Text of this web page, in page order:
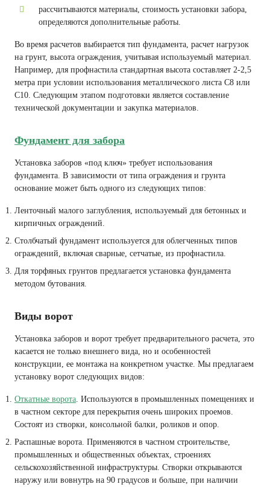
рассчитываются материалы, стоимость установки забора,
определяются дополнительные работы.
Во время расчетов выбирается тип фундамента, расчет нагрузок
на грунт, высота ограждения, учитывая используемый материал.
Например, для профнастила стандартная высота составляет 2-2,5
метра при условии использования металлического листа С8 или
С10. Следующим этапом подготовки является составление
технической документации и закупка материалов.
Фундамент для забора
Установка заборов «под ключ» требует использования
фундамента. В зависимости от типа ограждения и грунта
основание может быть одного из следующих типов:
Ленточный малого заглубления, используемый для бетонных и
кирпичных ограждений.
Столбчатый фундамент используется для облегченных типов
ограждений, включая сварные, сетчатые, из профнастила.
Для торфяных грунтов предлагается установка фундамента
методом бутования.
Виды ворот
Установка заборов и ворот требует предварительного расчета, это
касается не только внешнего вида, но и особенностей
конструкции, ее монтажа на конкретном участке. Мы предлагаем
установку ворот следующих видов:
Откатные ворота . Используются в промышленных помещениях и
в частном секторе для перекрытия очень широких проемов.
Состоят из створки, консольной балки, роликов и опор.
Распашные ворота. Применяются в частном строительстве,
промышленных и общественных объектах, строениях
сельскохозяйственной инфраструктуры. Створки открываются
наружу или вовнутрь на 90 градусов и больше, при наличии